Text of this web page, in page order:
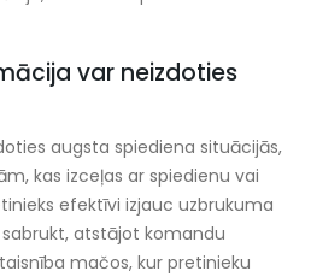
var neizdoties
augsta spiediena situācijās,
kas izceļas ar spiedienu vai
efektīvi izjauc uzbrukuma
atstājot komandu
mačos, kur pretinieku